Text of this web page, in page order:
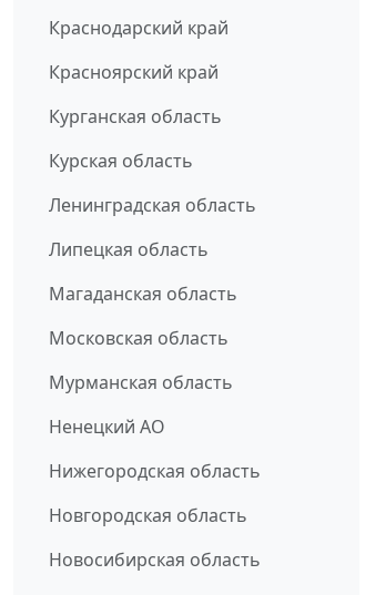
Краснодарский край
Красноярский край
Курганская область
Курская область
Ленинградская область
Липецкая область
Магаданская область
Московская область
Мурманская область
Ненецкий АО
Нижегородская область
Новгородская область
Новосибирская область